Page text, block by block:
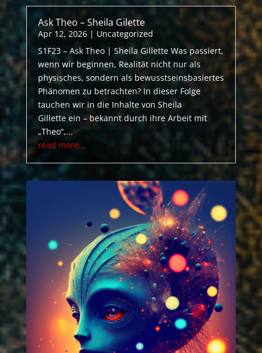
Ask Theo – Sheila Gilette
Apr 12, 2026| Uncategorized
S1F23 – Ask Theo | Sheila Gillette Was passiert,
wenn wir beginnen, Realität nicht nur als
physisches, sondern als bewusstseinsbasiertes
Phänomen zu betrachten? In dieser Folge
tauchen wir in die Inhalte von Sheila
Gillette ein – bekannt durch ihre Arbeit mit
„Theo“,...
read more...